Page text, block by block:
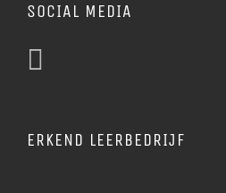
SOCIAL MEDIA
ERKEND LEERBEDRIJF